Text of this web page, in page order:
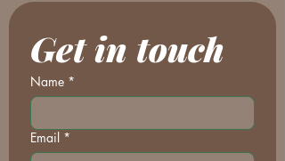
Get in touch
Name *
Email *